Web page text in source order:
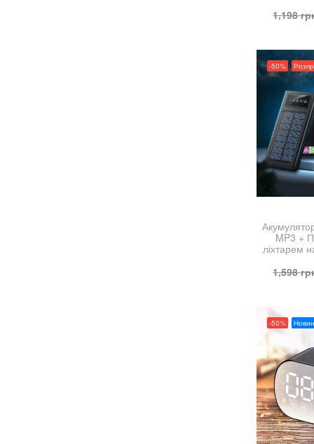
1,198
-50%
MP3 +
ліхтарем
1,598
-50%